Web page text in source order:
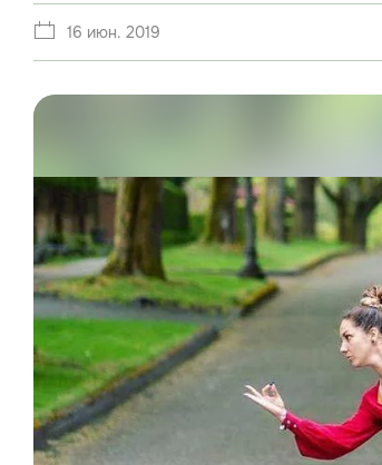
16 июн. 2019